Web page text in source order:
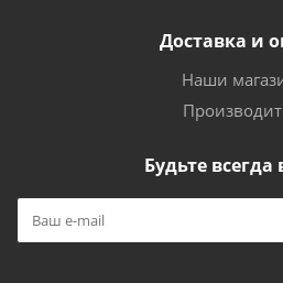
Доставка и
Наши
Будьте всегда